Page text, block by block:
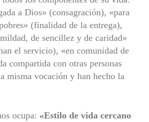
a Dios» (consagra­ción), «para
(finalidad de la entrega),
de sencillez y de caridad»
el servicio), «en comunidad de
compartida con otras personas
misma vocación y han hecho la
ocupa: «Estilo de vida cercano